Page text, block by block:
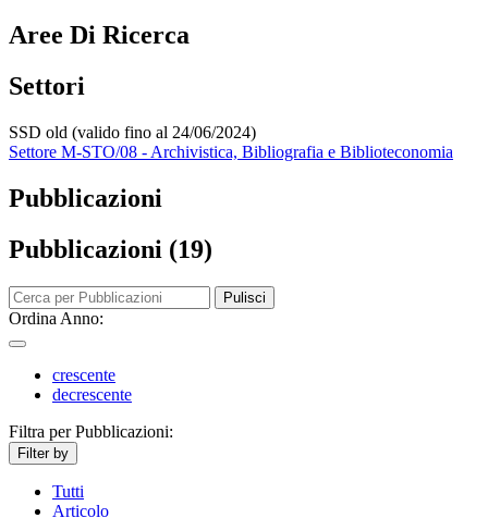
Aree Di Ricerca
Settori
SSD old (valido fino al 24/06/2024)
Settore M-STO/08 - Archivistica, Bibliografia e Biblioteconomia
Pubblicazioni
Pubblicazioni (19)
Pulisci
Ordina Anno:
crescente
decrescente
Filtra per Pubblicazioni:
Filter by
Tutti
Articolo